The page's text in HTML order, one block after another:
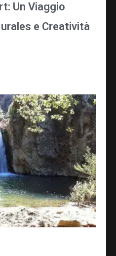
Un Viaggio
e Creatività